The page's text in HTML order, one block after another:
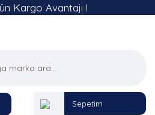
Kargo Avantajı !
Sepetim